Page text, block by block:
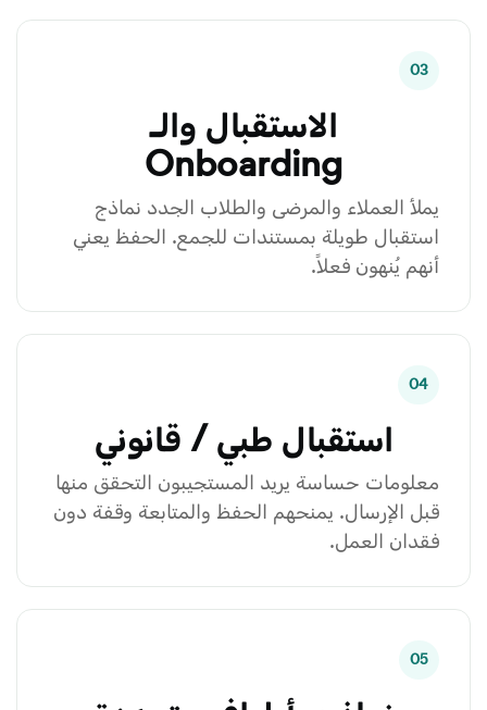
03
الاستقبال والـ
Onboarding
يملأ العملاء والمرضى والطلاب الجدد نماذج
استقبال طويلة بمستندات للجمع. الحفظ يعني
أنهم يُنهون فعلاً.
04
استقبال طبي / قانوني
معلومات حساسة يريد المستجيبون التحقق منها
قبل الإرسال. يمنحهم الحفظ والمتابعة وقفة دون
فقدان العمل.
05